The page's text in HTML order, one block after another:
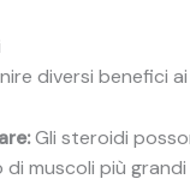
diversi benefici
Gli steroidi
muscoli più